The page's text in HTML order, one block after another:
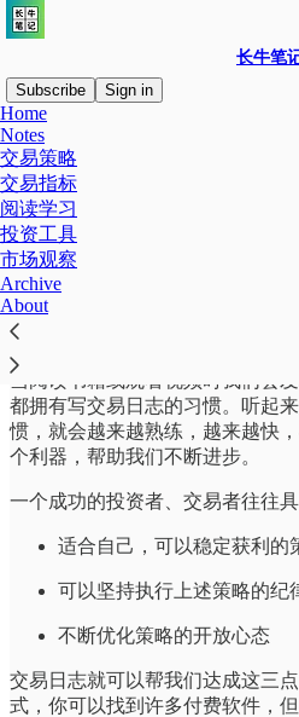
长牛笔
Subscribe
Sign in
Home
Notes
交易策略
交易指标
阅读学习
投资工具
市场观察
Archive
About
长牛笔记交易日志专题
当阅读书籍或观看视频时我们会
都拥有写交易日志的习惯。听起
惯，就会越来越熟练，越来越快
个利器，帮助我们不断进步。
一个成功的投资者、交易者往往
适合自己，可以稳定获利的
可以坚持执行上述策略的纪
不断优化策略的开放心态
交易日志就可以帮我们达成这三
式，你可以找到许多付费软件，